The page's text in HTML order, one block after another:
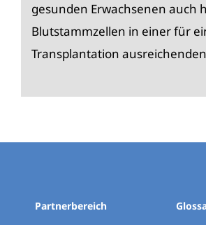
gesunden Erwachsenen auch
Blutstammzellen in einer für
Transplantation
Partnerbereich